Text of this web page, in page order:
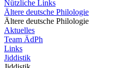
Nützliche Links
Ältere deutsche Philologie
Ältere deutsche Philologie
Aktuelles
Team ÄdPh
Links
Jiddistik